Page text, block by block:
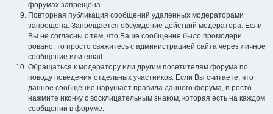
форумах запрещена.
Повторная публикация сообщений удаленных модераторами
запрещена. Запрещается обсуждение действий модератора. Если
Вы не согласны с тем, что Ваше сообщение было промодери
ровано, то просто свяжитесь с администрацией сайта через личное
сообщение или email.
Обращаться к модератору или другим посетителям форума по
поводу поведения отдельных участников. Если Вы считаете, что
данное сообщение нарушает правила данного форума, п росто
нажмите иконку с восклицательным знаком, которая есть на каждом
сообщении в форуме.